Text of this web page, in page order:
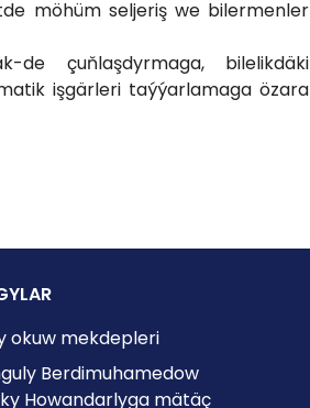
möhüm seljeriş we bilermenler
de çuňlaşdyrmaga, bilelikdäki
işgärleri taýýarlamaga özara
okuw mekdepleri
Berdimuhamedow
Howandarlyga mätäç